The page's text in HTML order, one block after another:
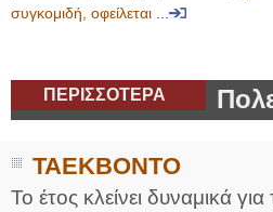
συγκομιδή, οφείλεται ...
ΠΕΡΙΣΣΟΤΕΡΑ
ΤΑΕΚΒΟΝΤΟ
Το έτος κλείνει δυναμικά